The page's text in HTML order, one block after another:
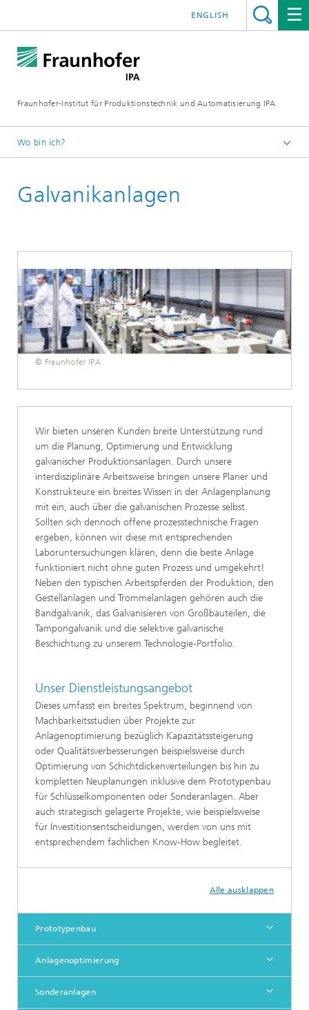
Fraunhofer-Institut für Produktionstechnik und Automatisierung IPA
ENGLISH
Wo bin ich?
Aktuelle Forschung
Galvanikanlagen
© Fraunhofer IPA
Wir bieten unseren Kunden breite Unterstützung rund
um die Planung, Optimierung und Entwicklung
galvanischer Produktionsanlagen. Durch unsere
interdisziplinäre Arbeitsweise bringen unsere Planer und
Konstrukteure ein breites Wissen in der Anlagenplanung
mit ein, auch über die galvanischen Prozesse selbst.
Sollten sich dennoch offene prozesstechnische Fragen
ergeben, können wir diese mit entsprechenden
Laboruntersuchungen klären, denn die beste Anlage
funktioniert nicht ohne guten Prozess und umgekehrt!
Neben den typischen Arbeitspferden der Produktion, den
Gestellanlagen und Trommelanlagen gehören auch die
Bandgalvanik, das Galvanisieren von Großbauteilen, die
Tampongalvanik und die selektive galvanische
Beschichtung zu unserem Technologie-Portfolio.
Unser Dienstleistungsangebot
Dieses umfasst ein breites Spektrum, beginnend von
Machbarkeitsstudien über Projekte zur
Anlagenoptimierung bezüglich Kapazitätssteigerung
oder Qualitätsverbesserungen beispielsweise durch
Optimierung von Schichtdickenverteilungen bis hin zu
kompletten Neuplanungen inklusive dem Prototypenbau
für Schlüsselkomponenten oder Sonderanlagen. Aber
auch strategisch gelagerte Projekte, wie beispielsweise
für Investitionsentscheidungen, werden von uns mit
entsprechendem fachlichen Know-How begleitet.
Alle ausklappen
Prototypenbau
Anlagenoptimierung
Sonderanlagen